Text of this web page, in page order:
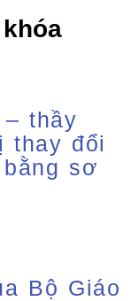
thầy
thay đổi
sơ
Bộ Giáo